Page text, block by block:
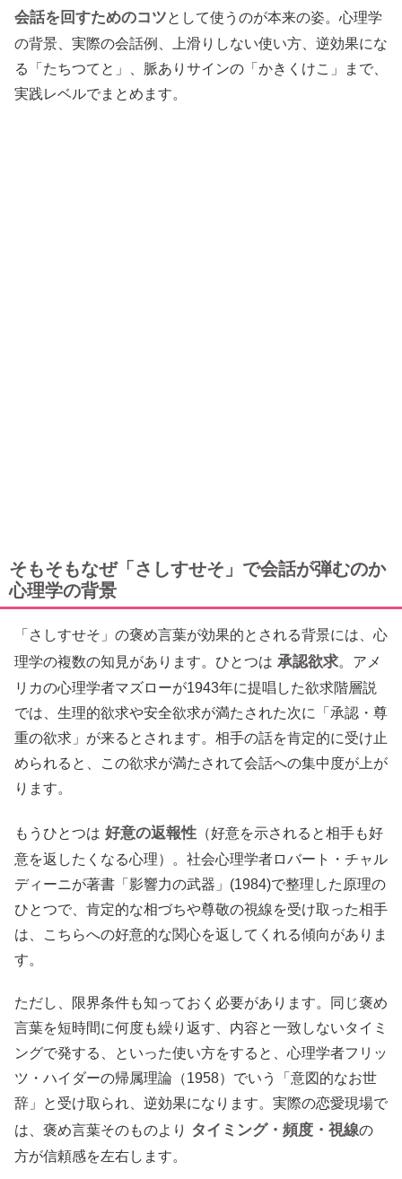
会話を回すためのコツとして使うのが本来の姿。心理学
の背景、実際の会話例、上滑りしない使い方、逆効果にな
る「たちつてと」、脈ありサインの「かきくけこ」まで、
実践レベルでまとめます。
そもそもなぜ「さしすせそ」で会話が弾むのか
心理学の背景
「さしすせそ」の褒め言葉が効果的とされる背景には、心
理学の複数の知見があります。ひとつは 承認欲求。アメ
リカの心理学者マズローが1943年に提唱した欲求階層説
では、生理的欲求や安全欲求が満たされた次に「承認・尊
重の欲求」が来るとされます。相手の話を肯定的に受け止
められると、この欲求が満たされて会話への集中度が上が
ります。
もうひとつは 好意の返報性 （好意を示されると相手も好
意を返したくなる心理）。社会心理学者ロバート・チャル
ディーニが著書「影響力の武器」(1984)で整理した原理の
ひとつで、肯定的な相づちや尊敬の視線を受け取った相手
は、こちらへの好意的な関心を返してくれる傾向がありま
す。
ただし、限界条件も知っておく必要があります。同じ褒め
言葉を短時間に何度も繰り返す、内容と一致しないタイミ
ングで発する、といった使い方をすると、心理学者フリッ
ツ・ハイダーの帰属理論（1958）でいう「意図的なお世
辞」と受け取られ、逆効果になります。実際の恋愛現場で
は、褒め言葉そのものより タイミング・頻度・視線の
方が信頼感を左右します。